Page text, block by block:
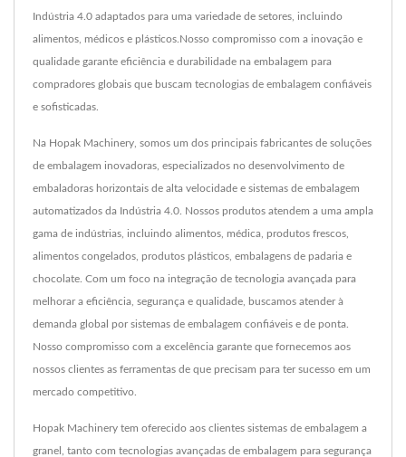
Indústria 4.0 adaptados para uma variedade de setores, incluindo
alimentos, médicos e plásticos.Nosso compromisso com a inovação e
qualidade garante eficiência e durabilidade na embalagem para
compradores globais que buscam tecnologias de embalagem confiáveis
e sofisticadas.
Na Hopak Machinery, somos um dos principais fabricantes de soluções
de embalagem inovadoras, especializados no desenvolvimento de
embaladoras horizontais de alta velocidade e sistemas de embalagem
automatizados da Indústria 4.0. Nossos produtos atendem a uma ampla
gama de indústrias, incluindo alimentos, médica, produtos frescos,
alimentos congelados, produtos plásticos, embalagens de padaria e
chocolate. Com um foco na integração de tecnologia avançada para
melhorar a eficiência, segurança e qualidade, buscamos atender à
demanda global por sistemas de embalagem confiáveis e de ponta.
Nosso compromisso com a excelência garante que fornecemos aos
nossos clientes as ferramentas de que precisam para ter sucesso em um
mercado competitivo.
Hopak Machinery tem oferecido aos clientes sistemas de embalagem a
granel, tanto com tecnologias avançadas de embalagem para segurança